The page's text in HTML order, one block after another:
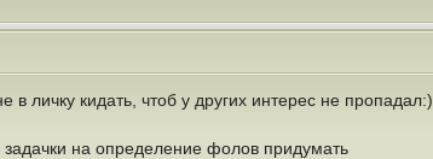
личку кидать, чтоб у других интерес не пропадал:)
на определение фолов придумать